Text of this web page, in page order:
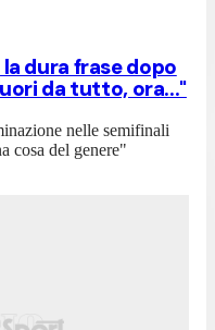
dura frase dopo
da tutto, ora..."
nelle semifinali
cosa del genere"